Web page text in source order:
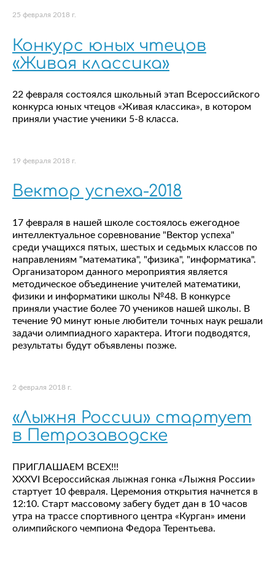
25 февраля 2018 г.
Конкурс юных чтецов
«Живая классика»
22 февраля состоялся школьный этап Всероссийского
конкурса юных чтецов «Живая классика», в котором
приняли участие ученики 5-8 класса.
19 февраля 2018 г.
Вектор успеха-2018
17 февраля в нашей школе состоялось ежегодное
интеллектуальное соревнование "Вектор успеха"
среди учащихся пятых, шестых и седьмых классов по
направлениям "математика", "физика", "информатика".
Организатором данного мероприятия является
методическое объединение учителей математики,
физики и информатики школы №48. В конкурсе
приняли участие более 70 учеников нашей школы. В
течение 90 минут юные любители точных наук решали
задачи олимпиадного характера. Итоги подводятся,
результаты будут объявлены позже.
2 февраля 2018 г.
«Лыжня России» стартует
в Петрозаводске
ПРИГЛАШАЕМ ВСЕХ!!!
XXXVI Всероссийская лыжная гонка «Лыжня России»
стартует 10 февраля. Церемония открытия начнется в
12:10. Старт массовому забегу будет дан в 10 часов
утра на трассе спортивного центра «Курган» имени
олимпийского чемпиона Федора Терентьева.